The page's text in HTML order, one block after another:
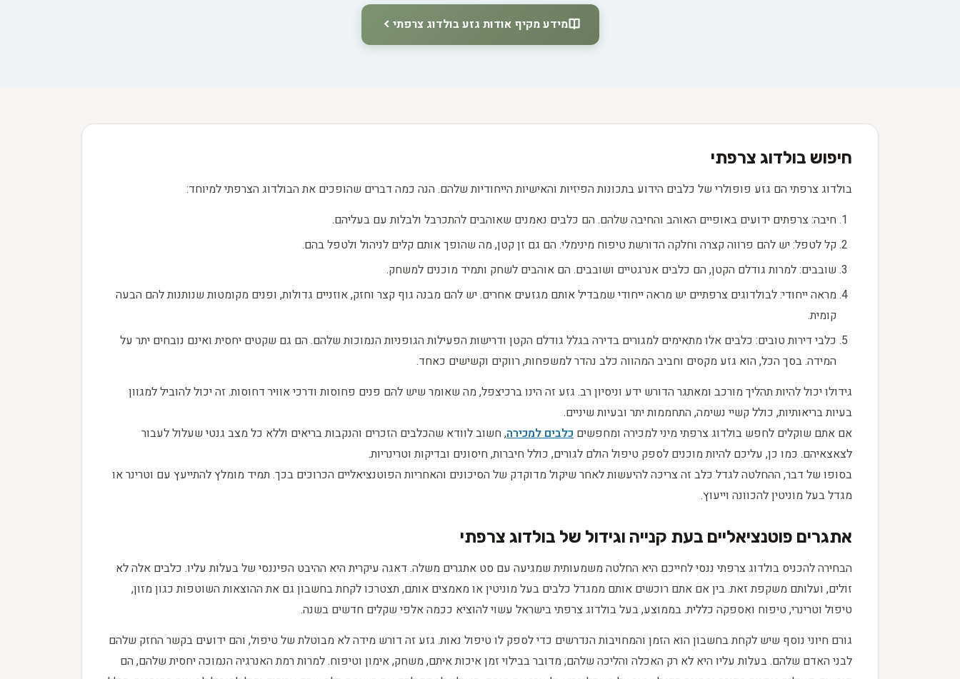
מידע מקיף אודות גזע בולדוג צרפתי
חיפוש בולדוג צרפתי
בולדוג צרפתי הם גזע פופולרי של כלבים הידוע בתכונות הפיזיות והאישיות הייחודיות שלהם. הנה כמה דברים שהופכים את הבולדוג הצרפתי למיוחד:
חיבה: צרפתים ידועים באופיים האוהב והחיבה שלהם. הם כלבים נאמנים שאוהבים להתכרבל ולבלות עם בעליהם.
קל לטפל: יש להם פרווה קצרה וחלקה הדורשת טיפוח מינימלי. הם גם זן קטן, מה שהופך אותם קלים לניהול ולטפל בהם.
שובבים: למרות גודלם הקטן, הם כלבים אנרגטיים ושובבים. הם אוהבים לשחק ותמיד מוכנים למשחק.
מראה ייחודי: לבולדוגים צרפתיים יש מראה ייחודי שמבדיל אותם מגזעים אחרים. יש להם מבנה גוף קצר וחזק, אוזניים גדולות, ופנים מקומטות שנותנות להם הבעה
קומית.
כלבי דירות טובים: כלבים אלו מתאימים למגורים בדירה בגלל גודלם הקטן ודרישות הפעילות הגופניות הנמוכות שלהם. הם גם שקטים יחסית ואינם נובחים יתר על
המידה. בסך הכל, הוא גזע מקסים וחביב המהווה כלב נהדר למשפחות, רווקים וקשישים כאחד.
גידולו יכול להיות תהליך מורכב ומאתגר הדורש ידע וניסיון רב. גזע זה הינו ברכיצפל, מה שאומר שיש להם פנים פחוסות ודרכי אוויר דחוסות. זה יכול להוביל למגוון
בעיות בריאותיות, כולל קשיי נשימה, התחממות יתר ובעיות שיניים.
אם אתם שוקלים לחפש בולדוג צרפתי מיני למכירה ומחפשים כלבים למכירה, חשוב לוודא שהכלבים הזכרים והנקבות בריאים וללא כל מצב גנטי שעלול לעבור
לצאצאיהם. כמו כן, עליכם להיות מוכנים לספק טיפול הולם לגורים, כולל חיברות, חיסונים ובדיקות וטרינריות.
בסופו של דבר, ההחלטה לגדל כלב זה צריכה להיעשות לאחר שיקול מדוקדק של הסיכונים והאחריות הפוטנציאליים הכרוכים בכך. תמיד מומלץ להתייעץ עם וטרינר או
מגדל בעל מוניטין להכוונה וייעוץ.
אתגרים פוטנציאליים בעת קנייה וגידול של בולדוג צרפתי
הבחירה להכניס בולדוג צרפתי ננסי לחייכם היא החלטה משמעותית שמגיעה עם סט אתגרים משלה. דאגה עיקרית היא ההיבט הפיננסי של בעלות עליו. כלבים אלה לא
זולים, ועלותם משקפת זאת. בין אם אתם רוכשים אותם ממגדל כלבים בעל מוניטין או מאמצים אותם, תצטרכו לקחת בחשבון גם את ההוצאות השוטפות כגון מזון,
טיפול וטרינרי, טיפוח ואספקה כללית. בממוצע, בעל בולדוג צרפתי בישראל עשוי להוציא ככמה אלפי שקלים חדשים בשנה.
גורם חיוני נוסף שיש לקחת בחשבון הוא הזמן והמחויבות הנדרשים כדי לספק לו טיפול נאות. גזע זה דורש מידה לא מבוטלת של טיפול, והם ידועים בקשר החזק שלהם
לבני האדם שלהם. בעלות עליו היא לא רק האכלה והליכה שלהם; מדובר בבילוי זמן איכות איתם, משחק, אימון וטיפוח. למרות רמת האנרגיה הנמוכה יחסית שלהם, הם